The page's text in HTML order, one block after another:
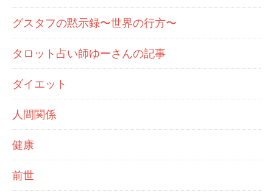
グスタフの黙示録〜世界の行方〜
タロット占い師ゆーさんの記事
ダイエット
人間関係
健康
前世